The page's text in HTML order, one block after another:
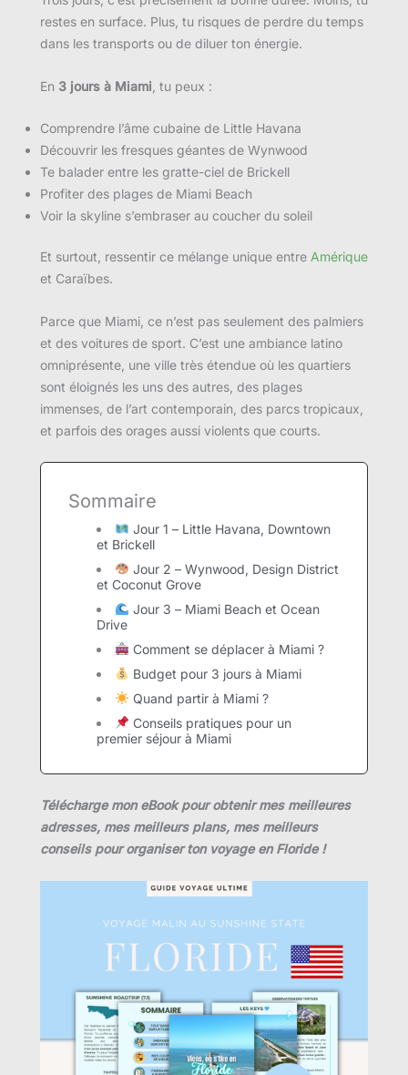
restes en surface. Plus, tu risques de perdre du temps
dans les transports ou de diluer ton énergie.
En 3 jours à Miami , tu peux :
Comprendre l’âme cubaine de Little Havana
Découvrir les fresques géantes de Wynwood
Te balader entre les gratte-ciel de Brickell
Profiter des plages de Miami Beach
Voir la skyline s’embraser au coucher du soleil
Et surtout, ressentir ce mélange unique entre Amérique
et Caraïbes.
Parce que Miami, ce n’est pas seulement des palmiers
et des voitures de sport. C’est une ambiance latino
omniprésente, une ville très étendue où les quartiers
sont éloignés les uns des autres, des plages
immenses, de l’art contemporain, des parcs tropicaux,
et parfois des orages aussi violents que courts.
Sommaire
Jour 1 – Little Havana, Downtown
et Brickell
Jour 2 – Wynwood, Design District
et Coconut Grove
Jour 3 – Miami Beach et Ocean
Drive
Comment se déplacer à Miami ?
Budget pour 3 jours à Miami
Quand partir à Miami ?
Conseils pratiques pour un
premier séjour à Miami
Télécharge mon eBook pour obtenir mes meilleures
adresses, mes meilleurs plans, mes meilleurs
conseils pour organiser ton voyage en Floride !